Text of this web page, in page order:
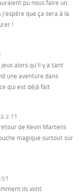
pu nous faire un
que ça sera à la
!
alors qu’il y a tant
une aventure dans
qui est déjà fait
2:11
de Kevin Martens
magique surtout sur
ils vont